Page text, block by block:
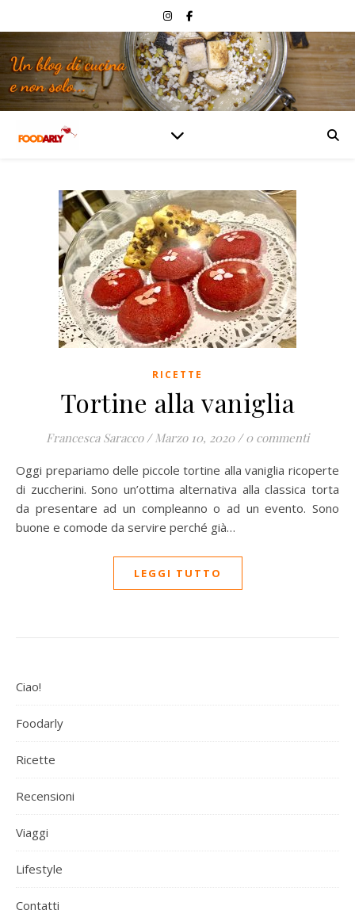
RICETTE
Tortine alla vaniglia
Francesca Saracco / Marzo 10, 2020 / 0 commenti
Oggi prepariamo delle piccole tortine alla vaniglia ricoperte
di zuccherini. Sono un’ottima alternativa alla classica torta
da presentare ad un compleanno o ad un evento. Sono
buone e comode da servire perché già…
LEGGI TUTTO
Ciao!
Foodarly
Ricette
Recensioni
Viaggi
Lifestyle
Contatti